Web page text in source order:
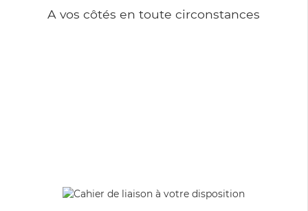
A vos côtés en toute circonstances